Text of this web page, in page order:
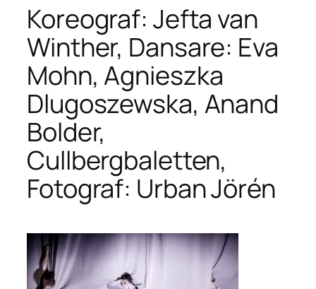
Koreograf: Jefta van
Winther, Dansare: Eva
Mohn, Agnieszka
Dlugoszewska, Anand
Bolder,
Cullbergbaletten,
Fotograf: Urban Jörén